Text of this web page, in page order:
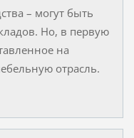
– могут быть
Но, в первую
на
отрасль.